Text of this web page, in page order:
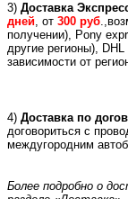
3) Доставка
дней, от 300 руб
получении), Pony
другие регионы), DHL
зависимости от
4) Доставка по
договориться с
междугородним
Более подробно о